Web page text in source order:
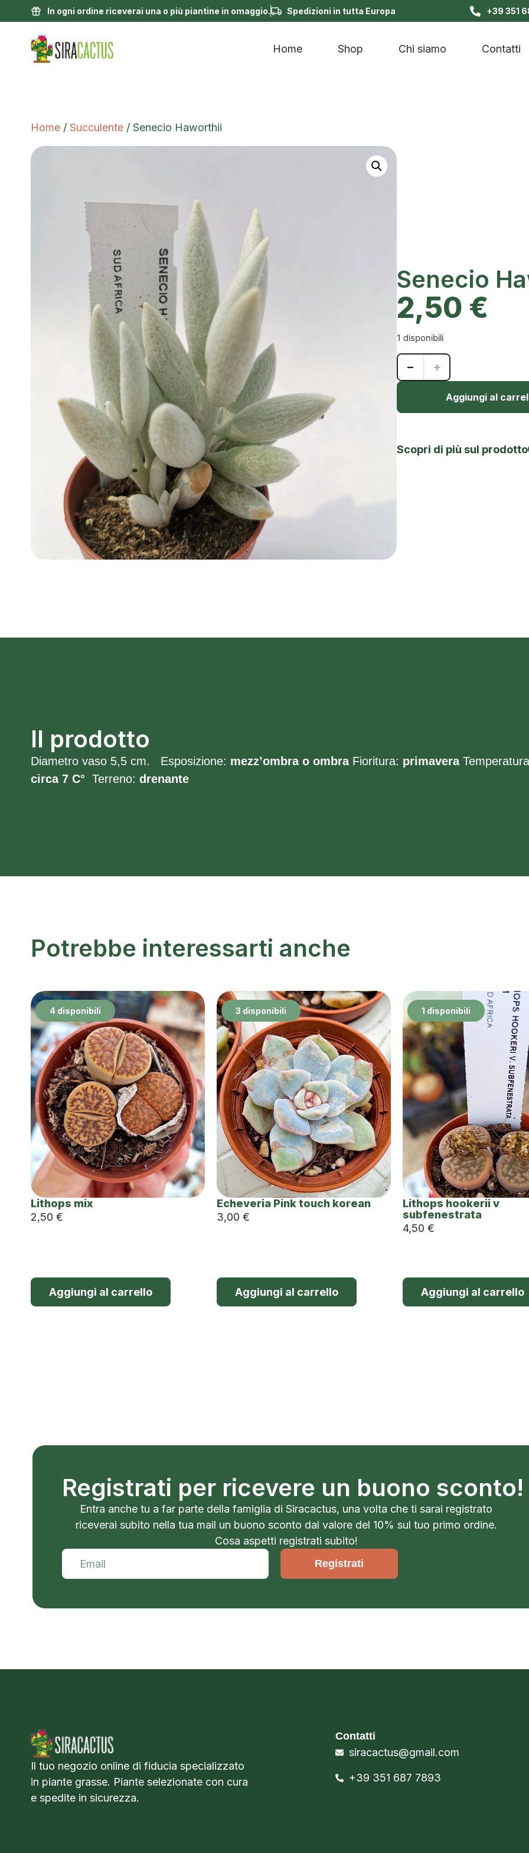
In ogni ordine riceverai una o più piantine in omaggio. Spedizioni in tutta Europa +39 351
Home Shop Chi siamo Contatti
Home / Succulente / Senecio Haworthii
Senecio
2,50 €
1 disponibili
− +
Aggiungi al
Scopri di più sul prodotto
Il prodotto
Diametro vaso 5,5 cm. Esposizione: mezz’ombra o ombraFioritura: primavera
circa 7 C° Terreno: drenante
Potrebbe interessarti anche
4 disponibili
Lithops mix
2,50 €
Aggiungi al carrello
3 disponibili
Echeveria Pink touch korean
3,00 €
Aggiungi al carrello
1 disponibili
Lithops hookerii v
subfenestrata
4,50 €
Aggiungi al carrello
Registrati per ricevere un buono sconto!
Entra anche tu a far parte della famiglia di Siracactus, una volta che ti sarai registrato
riceverai subito nella tua mail un buono sconto dal valore del 10% sul tuo primo ordine.
Cosa aspetti registrati subito!
Registrati
Il tuo negozio online di fiducia specializzato
in piante grasse. Piante selezionate con cura
e spedite in sicurezza.
Contatti
siracactus@gmail.com
+39 351 687 7893